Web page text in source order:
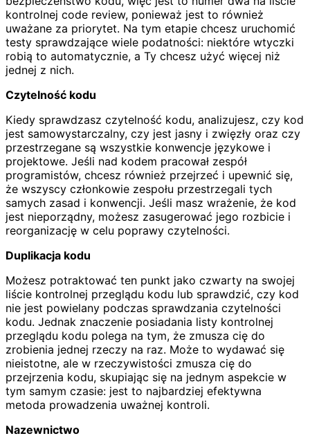
kontrolnej code review, ponieważ jest to również
uważane za priorytet. Na tym etapie chcesz uruchomić
testy sprawdzające wiele podatności: niektóre wtyczki
robią to automatycznie, a Ty chcesz użyć więcej niż
jednej z nich.
Czytelność kodu
Kiedy sprawdzasz czytelność kodu, analizujesz, czy kod
jest samowystarczalny, czy jest jasny i zwięzły oraz czy
przestrzegane są wszystkie konwencje językowe i
projektowe. Jeśli nad kodem pracował zespół
programistów, chcesz również przejrzeć i upewnić się,
że wszyscy członkowie zespołu przestrzegali tych
samych zasad i konwencji. Jeśli masz wrażenie, że kod
jest nieporządny, możesz zasugerować jego rozbicie i
reorganizację w celu poprawy czytelności.
Duplikacja kodu
Możesz potraktować ten punkt jako czwarty na swojej
liście kontrolnej przeglądu kodu lub sprawdzić, czy kod
nie jest powielany podczas sprawdzania czytelności
kodu. Jednak znaczenie posiadania listy kontrolnej
przeglądu kodu polega na tym, że zmusza cię do
zrobienia jednej rzeczy na raz. Może to wydawać się
nieistotne, ale w rzeczywistości zmusza cię do
przejrzenia kodu, skupiając się na jednym aspekcie w
tym samym czasie: jest to najbardziej efektywna
metoda prowadzenia uważnej kontroli.
Nazewnictwo